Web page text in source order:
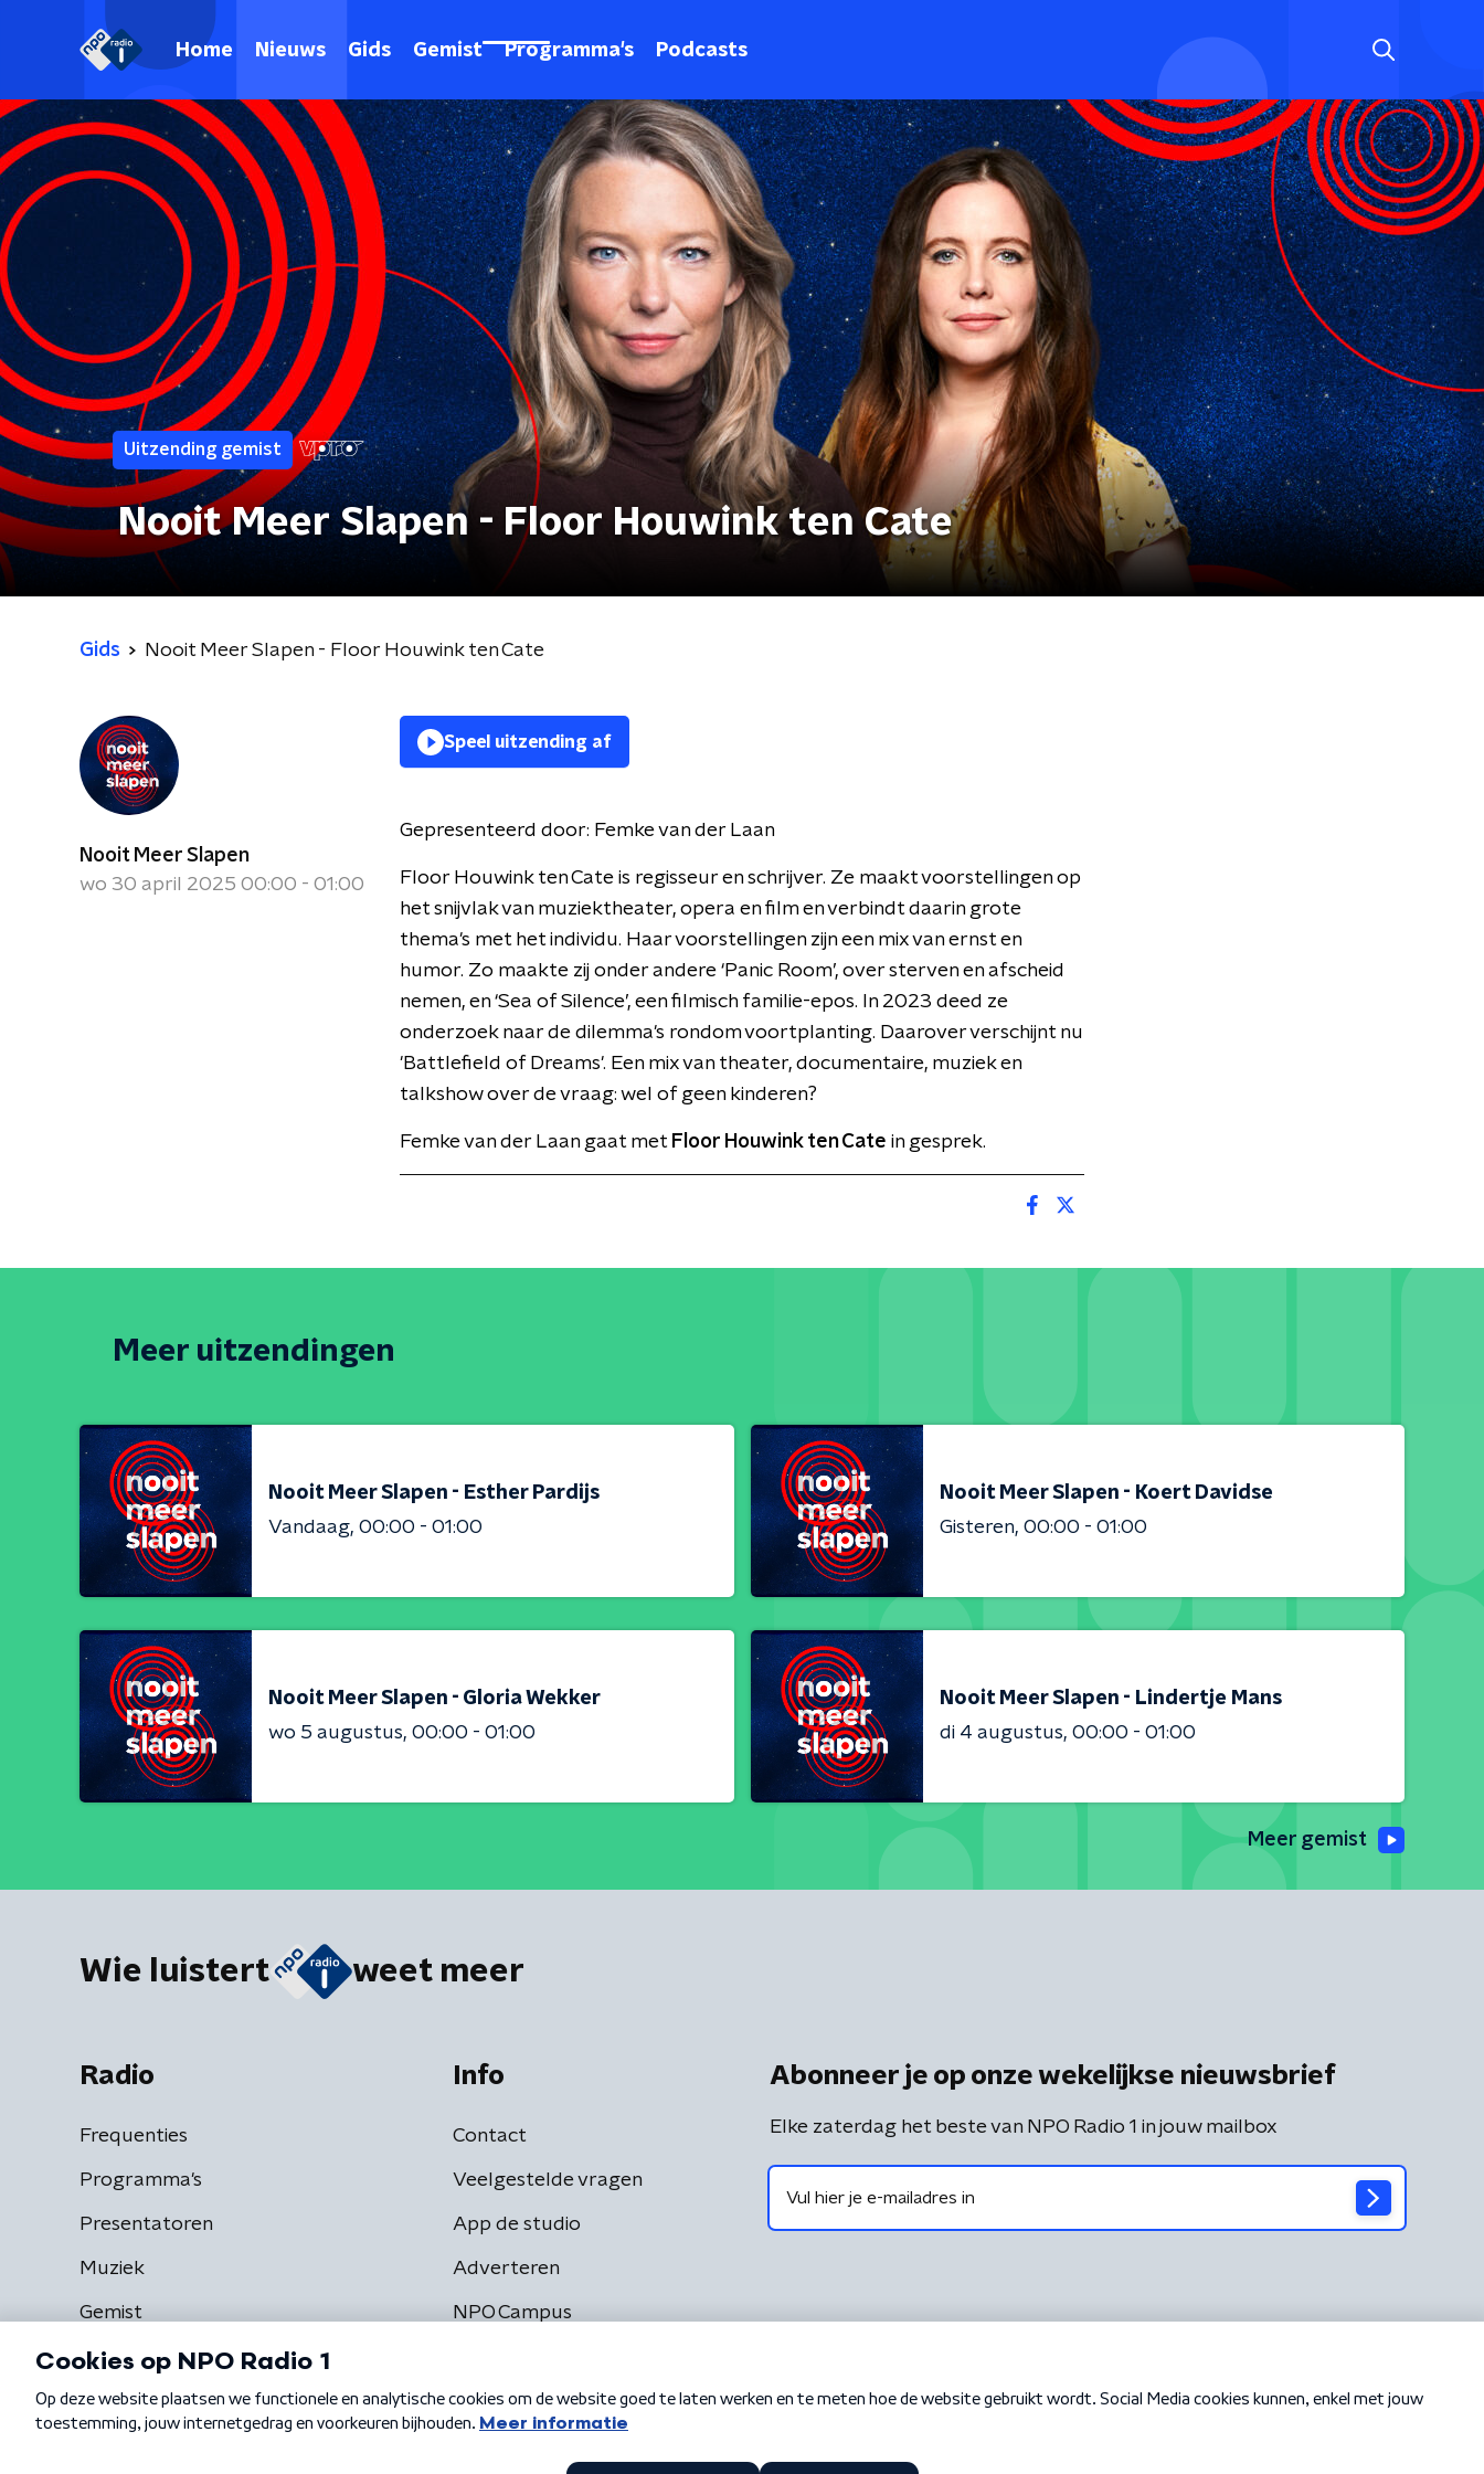
Home Nieuws Gids Gemist Programma's Podcasts
Uitzending gemist
Nooit Meer Slapen - Floor Houwink ten Cate
Gids Nooit Meer Slapen - Floor Houwink ten Cate
Nooit Meer Slapen
wo 30 april 2025 00:00 - 01:00
Speel uitzending af
Gepresenteerd door: Femke van der Laan
Floor Houwink ten Cate is regisseur en schrijver. Ze maakt voorstellingen op
het snijvlak van muziektheater, opera en film en verbindt daarin grote
thema's met het individu. Haar voorstellingen zijn een mix van ernst en
humor. Zo maakte zij onder andere ‘Panic Room’, over sterven en afscheid
nemen, en ‘Sea of Silence’, een filmisch familie-epos. In 2023 deed ze
onderzoek naar de dilemma's rondom voortplanting. Daarover verschijnt nu
'Battlefield of Dreams'. Een mix van theater, documentaire, muziek en
talkshow over de vraag: wel of geen kinderen?
Femke van der Laan gaat met Floor Houwink ten Cate in gesprek.
Meer uitzendingen
Nooit Meer Slapen - Esther Pardijs
Vandaag 00:00 - 01:00
Nooit Meer Slapen - Koert Davidse
Gisteren 00:00 - 01:00
Nooit Meer Slapen - Gloria Wekker
wo 5 augustus 00:00 - 01:00
Nooit Meer Slapen - Lindertje Mans
di 4 augustus 00:00 - 01:00
Meer gemist
Wie luistert weet meer
Radio
Frequenties
Programma's
Presentatoren
Muziek
Gemist
Info
Contact
Veelgestelde vragen
App de studio
Adverteren
NPO Campus
Abonneer je op onze wekelijkse nieuwsbrief
Elke zaterdag het beste van NPO Radio 1 in jouw mailbox
Algemene voorwaarden Privacybeleid